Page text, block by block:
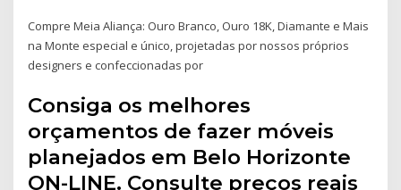
Compre Meia Aliança: Ouro Branco, Ouro 18K, Diamante e Mais
na Monte especial e único, projetadas por nossos próprios
designers e confeccionadas por
Consiga os melhores
orçamentos de fazer móveis
planejados em Belo Horizonte
ON-LINE. Consulte preços reais